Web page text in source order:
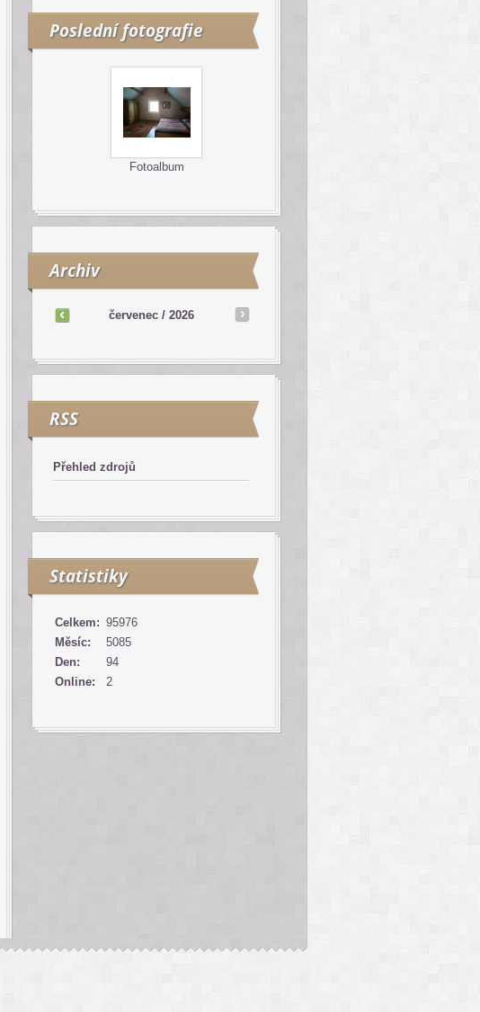
Poslední fotografie
Fotoalbum
Archiv
červenec / 2026
RSS
Přehled zdrojů
Statistiky
Online: 2
Celkem: 95976
Měsíc:
5085
Den:
94